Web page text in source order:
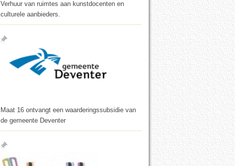
Verhuur van ruimtes aan kunstdocenten en
culturele aanbieders.
Maat 16 ontvangt een waarderings­subsidie van
de gemeente Deventer